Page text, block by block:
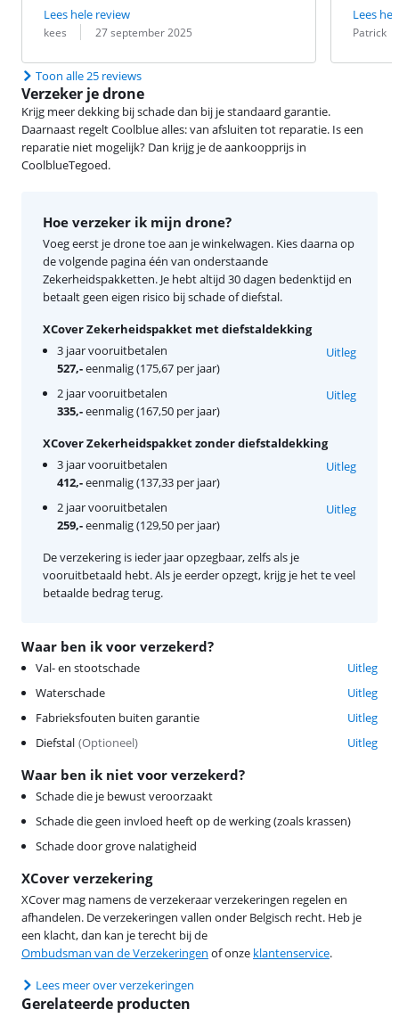
Lees hele review
Beoordeling door:
kees
Datum: 27 september 2025
Lees
Patrick
Datum:
Toon alle 25 reviews
Verzeker je drone
Krijg meer dekking bij schade dan bij je standaard garantie.
Daarnaast regelt Coolblue alles: van afsluiten tot reparatie. Is een
reparatie niet mogelijk? Dan krijg je de aankoopprijs in
CoolblueTegoed.
Waar ben ik voor verzekerd?
Val- en stootschade
Uitleg
Waterschade
Uitleg
Fabrieksfouten buiten garantie
Uitleg
Diefstal (Optioneel) Uitleg
Waar ben ik niet voor verzekerd?
Schade die je bewust veroorzaakt
Schade die geen invloed heeft op de werking (zoals krassen)
Schade door grove nalatigheid
XCover verzekering
XCover mag namens de verzekeraar verzekeringen regelen en
afhandelen. De verzekeringen vallen onder Belgisch recht. Heb je
een klacht, dan kan je terecht bij de
Ombudsman van de Verzekeringen of onze klantenservice.
Lees meer over verzekeringen
Hoe verzeker ik mijn drone?
Voeg eerst je drone toe aan je winkelwagen. Kies daarna op
de volgende pagina één van onderstaande
Zekerheidspakketten. Je hebt altijd 30 dagen bedenktijd en
betaalt geen eigen risico bij schade of diefstal.
XCover Zekerheidspakket met diefstaldekking
3 jaar vooruitbetalen
527,-eenmalig (175,67 per jaar)
Uitleg
2 jaar vooruitbetalen
335,-eenmalig (167,50 per jaar)
Uitleg
XCover Zekerheidspakket zonder diefstaldekking
3 jaar vooruitbetalen
412,-eenmalig (137,33 per jaar)
Uitleg
2 jaar vooruitbetalen
259,-eenmalig (129,50 per jaar)
Uitleg
De verzekering is ieder jaar opzegbaar, zelfs als je
vooruitbetaald hebt. Als je eerder opzegt, krijg je het te veel
betaalde bedrag terug.
Gerelateerde producten